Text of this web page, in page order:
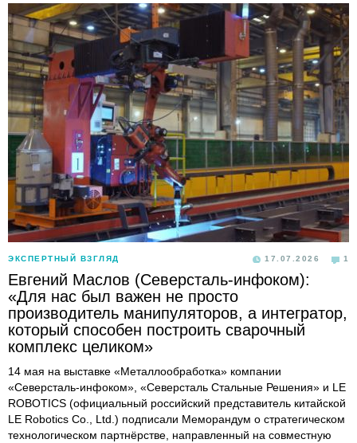
ЭКСПЕРТНЫЙ ВЗГЛЯД 17.07.2026 1
Евгений Маслов (Северсталь-инфоком):
«Для нас был важен не просто
производитель манипуляторов, а интегратор,
который способен построить сварочный
комплекс целиком»
14 мая на выставке «Металлообработка» компании
«Северсталь-инфоком», «Северсталь Стальные Решения» и LE
ROBOTICS (официальный российский представитель китайской
LE Robotics Co., Ltd.) подписали Меморандум о стратегическом
технологическом партнёрстве, направленный на совместную